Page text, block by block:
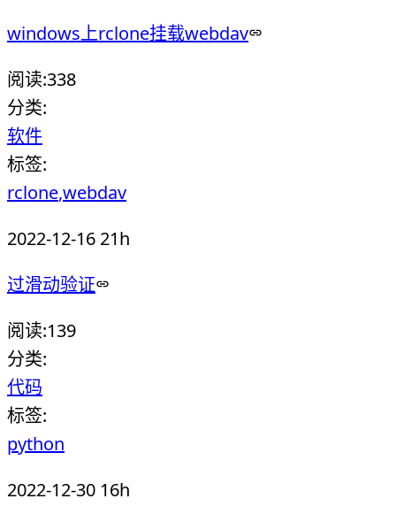
windows上rclone挂载webdav
阅读:338
分类:
软件
标签:
rclonewebdav
2022-12-16 21h
过滑动验证
阅读:139
分类:
代码
标签:
python
2022-12-30 16h